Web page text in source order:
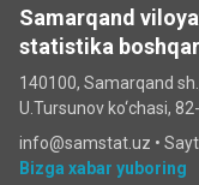
Samarqand
statistika
140100, Samarqand
U.Tursunov ko‘chаsi,
info@samstat.uz •
Bizga xabar yuboring